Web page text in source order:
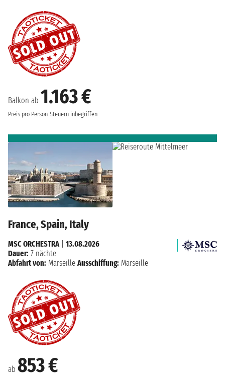
Balkon ab 1.163 €
Preis pro Person Steuern inbegriffen
France, Spain, Italy
ab 853 €
MSC ORCHESTRA
13.08.2026
Dauer: 7 nächte
Abfahrt von: Marseille Ausschiffung: Marseille